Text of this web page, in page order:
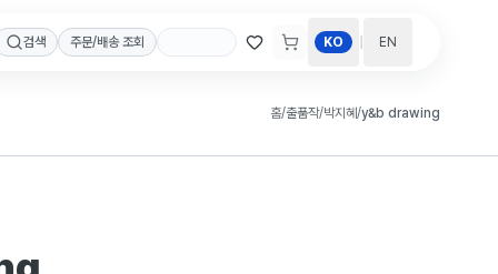
검색 주문/배송 조회 KO EN
홈/출품작/박지혜 /y&b drawing